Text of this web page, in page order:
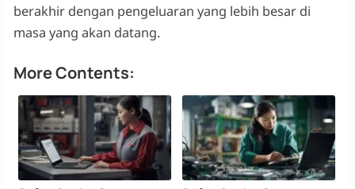
berakhir dengan pengeluaran yang lebih besar di
masa yang akan datang.
More Contents: